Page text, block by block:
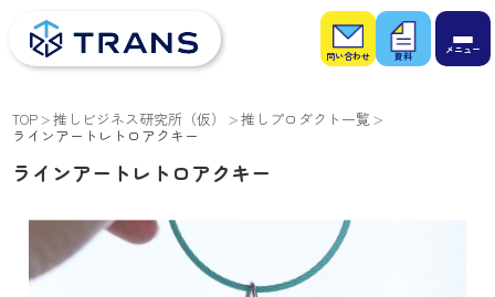
お問
い合
わせ
お役
立ち
資料
TOP 推しビジネス研究所（仮） 推しプロダクト一覧
ラインアートレトロアクキー
ラインアートレトロアクキー